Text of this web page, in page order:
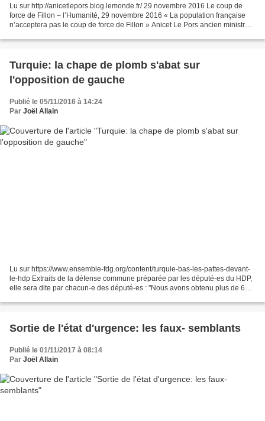
Lu sur http://anicetlepors.blog.lemonde.fr/ 29 novembre 2016 Le coup de
force de Fillon – l’Humanité, 29 novembre 2016 « La population française
n’acceptera pas le coup de force de Fillon » Anicet Le Pors ancien ministre
Turquie: la chape de plomb s'abat sur
l'opposition de gauche
Publié le 05/11/2016 à 14:24
Par Joël Allain
Lu sur https://www.ensemble-fdg.org/content/turquie-bas-les-pattes-devant-
le-hdp Extraits de la défense commune préparée par les député-es du HDP,
elle sera dite par chacun-e des député-es : "Nous avons obtenu plus de 6
Sortie de l'état d'urgence: les faux- semblants
Publié le 01/11/2017 à 08:14
Par Joël Allain